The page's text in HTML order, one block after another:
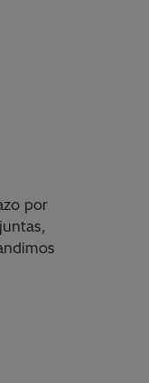
por